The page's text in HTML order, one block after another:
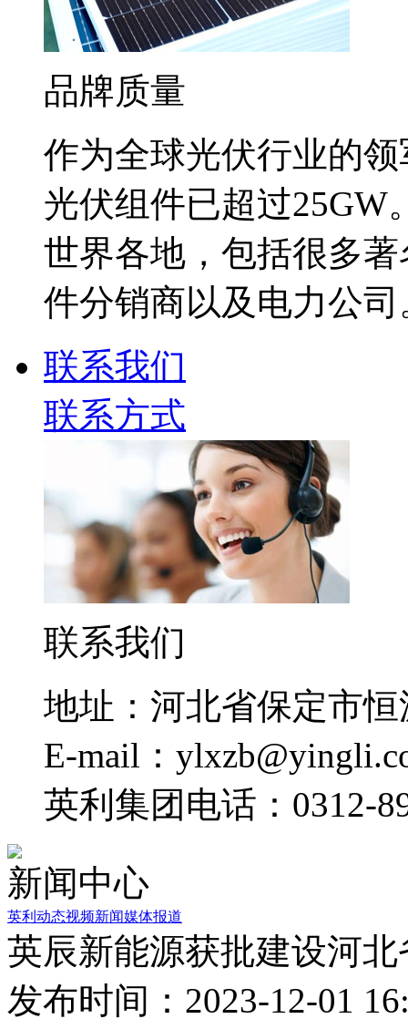
品牌质量
作为全球光伏行业的
光伏组件已超过25GW
世界各地，包括很多
件分销商以及电力公司
联系我们
联系方式
联系我们
地址：河北省保定市
E-mail：
英利集团电话：0312-
新闻中心
英利动态视频新闻媒体报道
英辰新能源获批建设河
发布时间：2023-12-01